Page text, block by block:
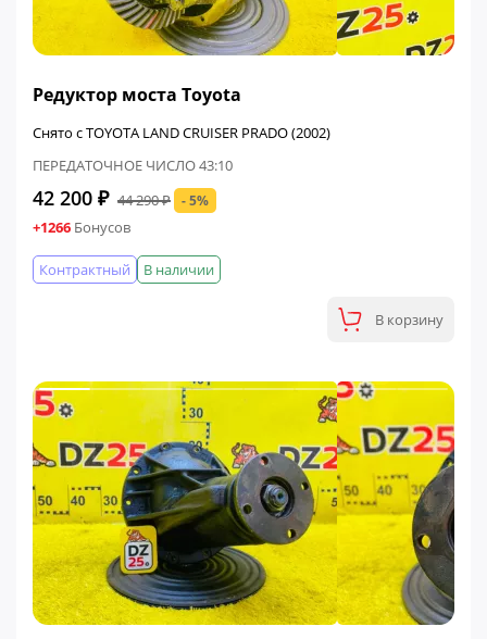
Редуктор моста Toyota
Снято с TOYOTA LAND CRUISER PRADO (2002)
ПЕРЕДАТОЧНОЕ ЧИСЛО 43:10
42 200 ₽ 44 290 ₽ - 5%
+1266 Бонусов
В наличии
Контрактный
В корзину